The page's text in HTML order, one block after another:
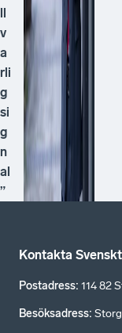
ll
v
a
rli
g
si
g
n
al
”
Kontakta
Postadress: 114 82
Besöksadress: